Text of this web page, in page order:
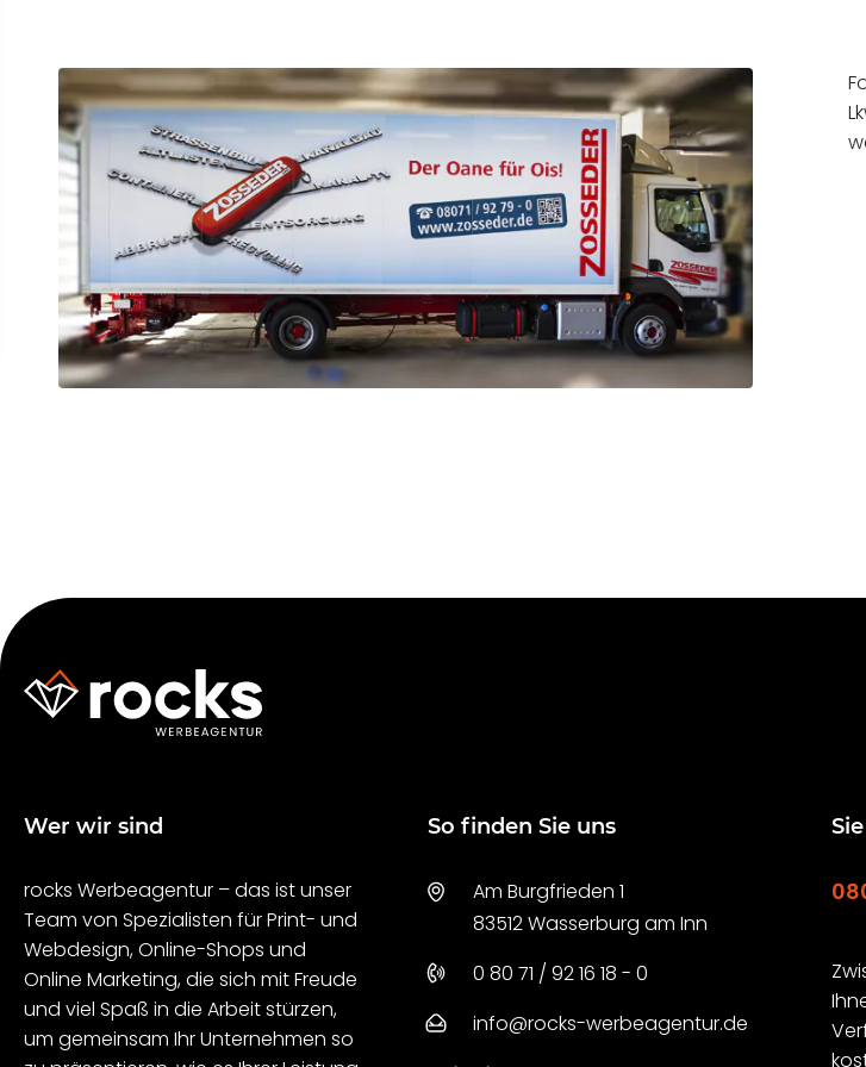
Wer wir sind
rocks Werbeagentur – das ist unser
Team von Spezialisten für Print- und
Webdesign, Online-Shops und
Online Marketing, die sich mit Freude
und viel Spaß in die Arbeit stürzen,
um gemeinsam Ihr Unternehmen so
So finden Sie uns
Am Burgfrieden 1
83512 Wasserburg am Inn
0 80 71 / 92 16 18 - 0
info@rocks-werbeagentur.de